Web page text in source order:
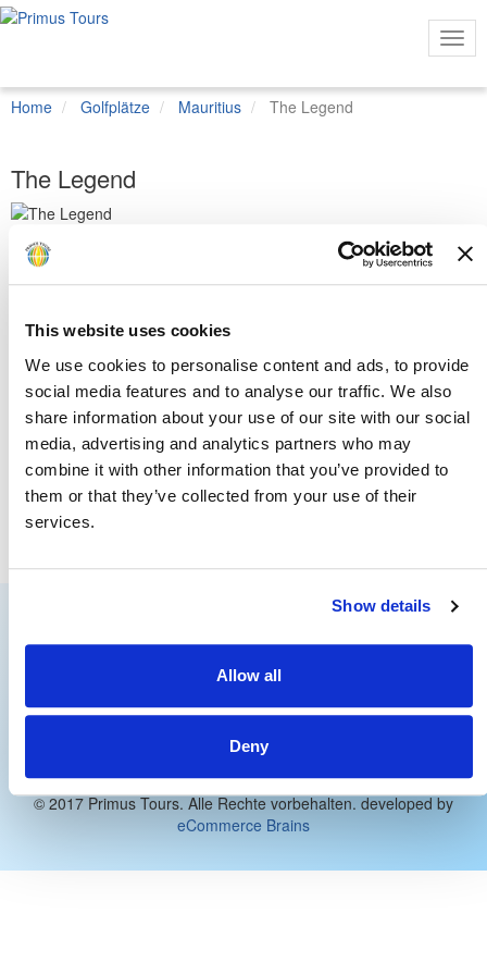
This website uses cookies
We use cookies to personalise content and ads, to provide
social media features and to analyse our traffic. We also
share information about your use of our site with our social
media, advertising and analytics partners who may
combine it with other information that you’ve provided to
them or that they’ve collected from your use of their
services.
Show details
Allow all
Deny
Home Golfplätze Mauritius The Legend
The Legend
Mehr
Ansichten
Der Legend-Course des Belle Mare Plage Resorts war der erste
18-Loch Golfplatz von Mautitius. Wunderschöne Ausblicke auf die
Lagune und sehr gute Pflege machen diesen Platz zu einem
Genuss. Das gute Design verleiht den einzelnen Löchern einen
eigenen Charakter. Der Platz ist herausfordernd und gilt als der
beste der Insel.
Anzahl der Löcher Gruppe : 18
Par : 72
Unternehmen
Kontakt
AGB
Adresse
Primus Tours
Am Hauptbahnhof 10
Deutschland
© 2017 Primus Tours. Alle Rechte vorbehalten. developed by
eCommerce Brains